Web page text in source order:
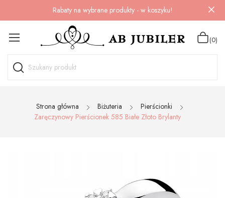
Rabaty na wybrane produkty - w koszyku!
(0)
Strona główna Biżuteria
Pierścionki
Zaręczynowy Pierścionek 585 Białe Złoto Brylanty